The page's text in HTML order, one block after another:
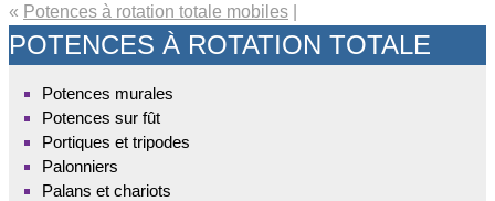
« Potences à rotation totale mobiles
POTENCES À ROTATION TOTALE
Potences murales
Potences sur fût
Portiques et tripodes
Palonniers
Palans et chariots